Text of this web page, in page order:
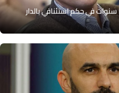
محمد بودريقة 5 سنوات في حكم استئنافي بالدار